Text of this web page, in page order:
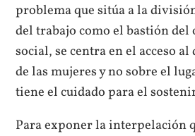
problema que sitúa a la
del trabajo como el bastión
social, se centra en el acceso
de las mujeres y no sobre el
tiene el cuidado para el
Para exponer la interpelación